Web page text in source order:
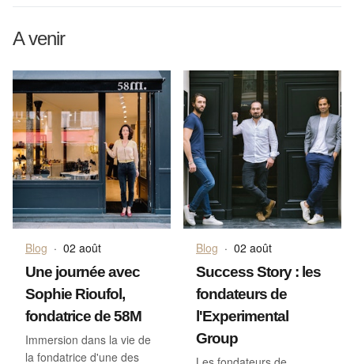
A venir
Blog · 02 août
Une journée avec
Sophie Rioufol,
fondatrice de 58M
Immersion dans la vie de
la fondatrice d'une des
Blog · 02 août
Success Story : les
fondateurs de
l'Experimental
Group